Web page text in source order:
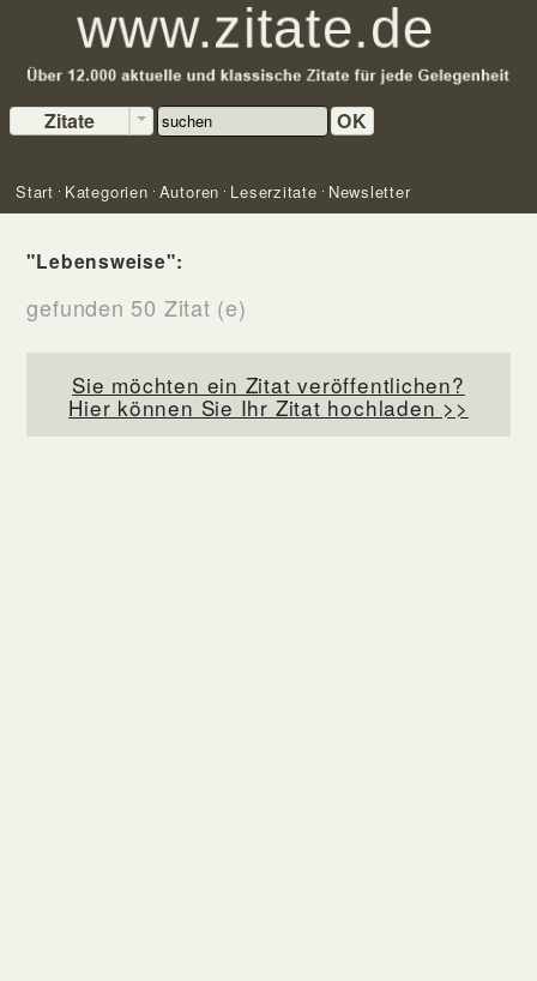
Zitate OK
Start Kategorien Autoren Leserzitate Newsletter
"Lebensweise":
gefunden 50 Zitat (e)
Sie möchten ein Zitat veröffentlichen?
Hier können Sie Ihr Zitat hochladen >>